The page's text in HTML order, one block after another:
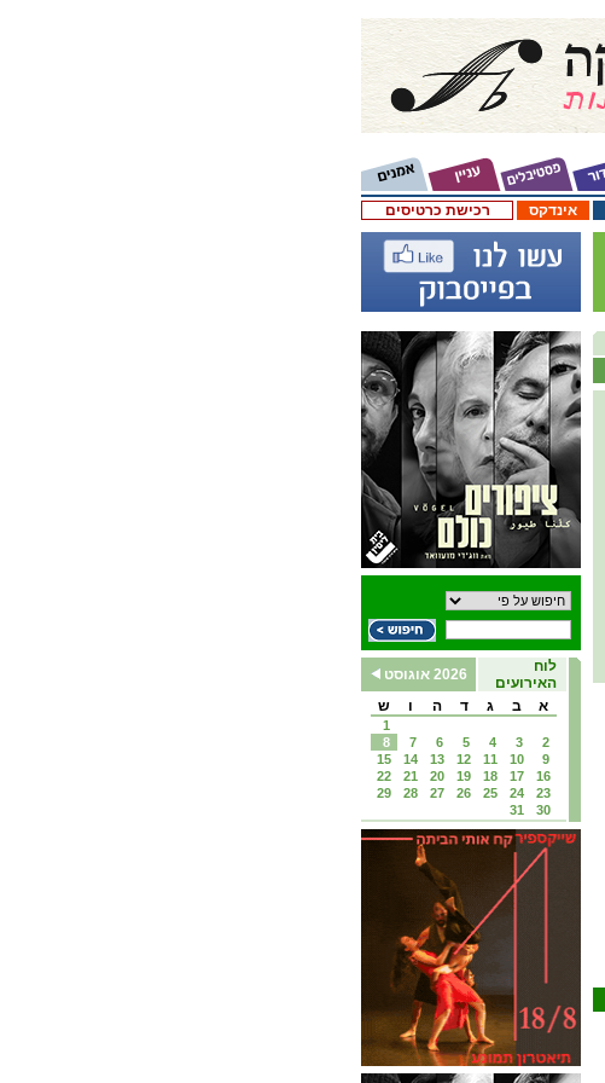
רכישת כרטיסים אינדקס
לוח
האירועים
2026 אוגוסט
א
ב ג ד ה ו ש
1
2
3
4
5
6
7
8
9
10
11
12
13
14
15
16
17
18
19
20
21
22
23
24
25
26
27
28
29
30
31